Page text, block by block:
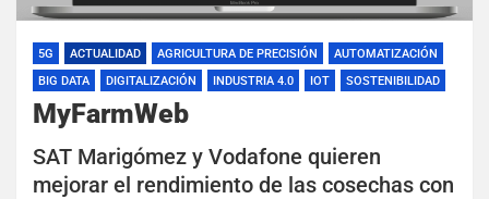
5G ACTUALIDAD AGRICULTURA DE PRECISIÓN
AUTOMATIZACIÓN
BIG DATA
DIGITALIZACIÓN INDUSTRIA 4.0 IOT SOSTENIBILIDAD
MyFarmWeb
SAT Marigómez y Vodafone quieren
mejorar el rendimiento de las cosechas con